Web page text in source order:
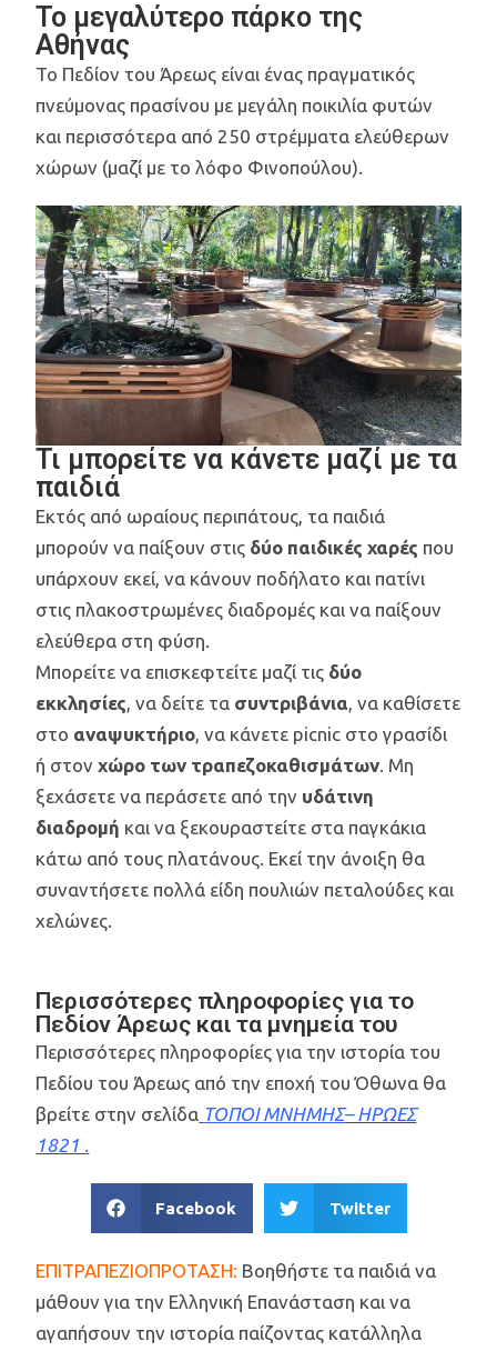
Το μεγαλύτερο πάρκο της
Αθήνας
Το Πεδίον του Άρεως είναι ένας πραγματικός
πνεύμονας πρασίνου με μεγάλη ποικιλία φυτών
και περισσότερα από 250 στρέμματα ελεύθερων
χώρων (μαζί με το λόφο Φινοπούλου).
Τι μπορείτε να κάνετε μαζί με τα
παιδιά
Εκτός από ωραίους περιπάτους, τα παιδιά
μπορούν να παίξουν στις δύο παιδικές χαρές που
υπάρχουν εκεί, να κάνουν ποδήλατο και πατίνι
στις πλακοστρωμένες διαδρομές και να παίξουν
ελεύθερα στη φύση.
Μπορείτε να επισκεφτείτε μαζί τις δύο
εκκλησίες , να δείτε τα συντριβάνια , να καθίσετε
στο αναψυκτήριο , να κάνετε picnic στο γρασίδι
ή στον χώρο των τραπεζοκαθισμάτων . Μη
ξεχάσετε να περάσετε από την υδάτινη
διαδρομή και να ξεκουραστείτε στα παγκάκια
κάτω από τους πλατάνους. Εκεί την άνοιξη θα
συναντήσετε πολλά είδη πουλιών πεταλούδες και
χελώνες.
Περισσότερες πληροφορίες για το
Πεδίον Άρεως και τα μνημεία του
Περισσότερες πληροφορίες για την ιστορία του
Πεδίου του Άρεως από την εποχή του Όθωνα θα
βρείτε στην σελίδα ΤΟΠΟΙ ΜΝΗΜΗΣ– ΗΡΩΕΣ
1821 .
Facebook Twitter
ΕΠΙΤΡΑΠΕΖΙΟΠΡΟΤΑΣΗ: Βοηθήστε τα παιδιά να
μάθουν για την Ελληνική Επανάσταση και να
αγαπήσουν την ιστορία παίζοντας κατάλληλα